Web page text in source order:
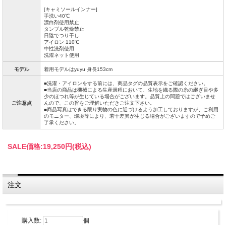
[キャミソールインナー]
手洗い40℃
漂白剤使用禁止
タンブル乾燥禁止
日陰でつり干し
アイロン 110℃
中性洗剤使用
洗濯ネット使用
モデル 着用モデルはyuyu 身長153cm
ご注意点
■洗濯・アイロンをする前には、商品タグの品質表示をご確認ください。
■当店の商品は機械による生産過程において、生地を織る際の糸の継ぎ目や多
少のほつれ等が生じている場合がございます。品質上の問題ではございませ
んので、この旨をご理解いただきご注文下さい。
■商品写真はできる限り実物の色に近づけるよう加工しておりますが、ご利用
のモニター、環境等により、若干差異が生じる場合がございますので予めご
了承ください。
SALE価格:19,250円(税込)
注文
購入数: 個